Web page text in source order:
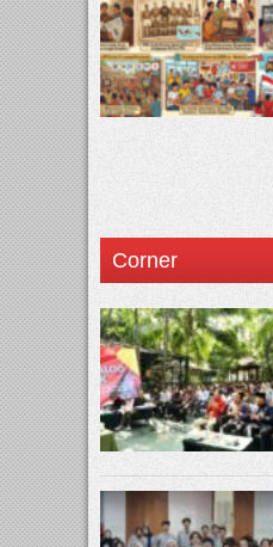
Corner